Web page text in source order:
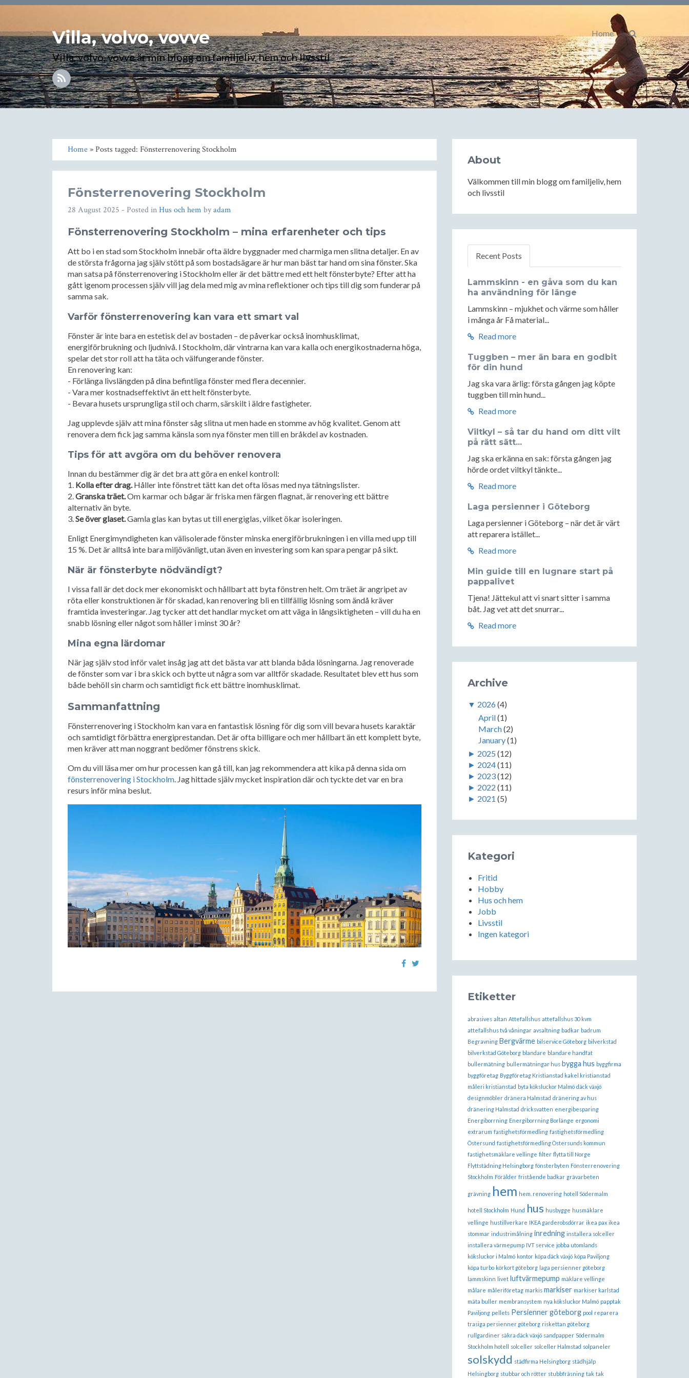
Villa, volvo, vovve
Villa, volvo, vovve är min blogg om familjeliv, hem och livsstil
Home
Home» Posts tagged: Fönsterrenovering Stockholm
Fönsterrenovering Stockholm
28 August 2025 - Posted inHus och hem byadam
Fönsterrenovering Stockholm – mina erfarenheter och tips
Att bo i en stad som Stockholm innebär ofta äldre byggnader med charmiga men slitna detaljer. En av
de största frågorna jag själv stött på som bostadsägare är hur man bäst tar hand om sina fönster. Ska
man satsa på fönsterrenovering i Stockholm eller är det bättre med ett helt fönsterbyte? Efter att ha
gått igenom processen själv vill jag dela med mig av mina reflektioner och tips till dig som funderar på
samma sak.
Varför fönsterrenovering kan vara ett smart val
Fönster är inte bara en estetisk del av bostaden – de påverkar också inomhusklimat,
energiförbrukning och ljudnivå. I Stockholm, där vintrarna kan vara kalla och energikostnaderna höga,
spelar det stor roll att ha täta och välfungerande fönster.
En renovering kan:
- Förlänga livslängden på dina befintliga fönster med flera decennier.
- Vara mer kostnadseffektivt än ett helt fönsterbyte.
- Bevara husets ursprungliga stil och charm, särskilt i äldre fastigheter.
Jag upplevde själv att mina fönster såg slitna ut men hade en stomme av hög kvalitet. Genom att
renovera dem fick jag samma känsla som nya fönster men till en bråkdel av kostnaden.
Tips för att avgöra om du behöver renovera
Innan du bestämmer dig är det bra att göra en enkel kontroll:
1. Kolla efter drag.Håller inte fönstret tätt kan det ofta lösas med nya tätningslister.
2.Granska träet.Om karmar och bågar är friska men färgen flagnat, är renovering ett bättre
alternativ än byte.
3.Se över glaset.Gamla glas kan bytas ut till energiglas, vilket ökar isoleringen.
Enligt Energimyndigheten kan välisolerade fönster minska energiförbrukningen i en villa med upp till
15 %. Det är alltså inte bara miljövänligt, utan även en investering som kan spara pengar på sikt.
När är fönsterbyte nödvändigt?
I vissa fall är det dock mer ekonomiskt och hållbart att byta fönstren helt. Om träet är angripet av
röta eller konstruktionen är för skadad, kan renovering bli en tillfällig lösning som ändå kräver
framtida investeringar. Jag tycker att det handlar mycket om att väga in långsiktigheten – vill du ha en
snabb lösning eller något som håller i minst 30 år?
Mina egna lärdomar
När jag själv stod inför valet insåg jag att det bästa var att blanda båda lösningarna. Jag renoverade
de fönster som var i bra skick och bytte ut några som var alltför skadade. Resultatet blev ett hus som
både behöll sin charm och samtidigt fick ett bättre inomhusklimat.
Sammanfattning
Fönsterrenovering i Stockholm kan vara en fantastisk lösning för dig som vill bevara husets karaktär
och samtidigt förbättra energiprestandan. Det är ofta billigare och mer hållbart än ett komplett byte,
men kräver att man noggrant bedömer fönstrens skick.
Om du vill läsa mer om hur processen kan gå till, kan jag rekommendera att kika på denna sida om
fönsterrenovering i Stockholm. Jag hittade själv mycket inspiration där och tyckte det var en bra
resurs inför mina beslut.
About
Välkommen till min blogg om familjeliv, hem
och livsstil
Recent Posts
Lammskinn - en gåva som du kan
ha användning för länge
Lammskinn – mjukhet och värme som håller
i många år Få material...
Read more
Tuggben – mer än bara en godbit
för din hund
Jag ska vara ärlig: första gången jag köpte
tuggben till min hund...
Read more
Viltkyl – så tar du hand om ditt vilt
på rätt sätt...
Jag ska erkänna en sak: första gången jag
hörde ordet viltkyl tänkte...
Read more
Laga persienner i Göteborg
Laga persienner i Göteborg – när det är värt
att reparera istället...
Read more
Min guide till en lugnare start på
pappalivet
Tjena! Jättekul att vi snart sitter i samma
båt. Jag vet att det snurrar...
Read more
Archive
▼ 2026(4)
April(1)
March(2)
January(1)
► 2025 (12)
► 2024(11)
► 2023(12)
► 2022 (11)
► 2021 (5)
Kategori
Fritid
Hobby
Hus och hem
Jobb
Livsstil
Ingen kategori
Etiketter
abrasives altan Attefallshus attefallshus 30 kvm
attefallshus två våningar avsaltning badkar badrum
Begravning Bergvärme bilservice Göteborg bilverkstad
bilverkstad Göteborg blandare blandare handfat
bullermätning bullermätningar hus bygga hus byggfirma
byggföretag Byggföretag Kristianstad kakel kristianstad
måleri kristianstad byta köksluckor Malmö däck växjö
designmöbler dränera Halmstad dränering av hus
dränering Halmstad dricksvatten energibesparing
Energiborrning Energiborrning Borlänge ergonomi
extrarum fastighetsförmedling fastighetsförmedling
Östersund fastighetsförmedling Östersunds kommun
fastighetsmäklare vellinge filter flytta till Norge
Flyttstädning Helsingborg fönsterbyten Fönsterrenovering
Stockholm Förälder fristående badkar grävarbeten
grävning hem hem. renovering hotell Södermalm
hotell Stockholm Hund hus husbygge husmäklare
vellinge hustillverkare IKEA garderobsdörrar ikea pax ikea
stommar industrimålning inredning installera solceller
installera värmepump IVT service jobba utomlands
köksluckor i Malmö kontor köpa däck växjö köpa Paviljong
köpa turbo körkort göteborg laga persienner göteborg
lammskinn livet luftvärmepump mäklare vellinge
målare måleriföretag markis markiser markiser karlstad
mäta buller membransystem nya köksluckor Malmö papptak
Paviljong pellets Persienner göteborg pool reparera
trasiga persienner göteborg riskettan göteborg
rullgardiner säkra däck växjö sandpapper Södermalm
Stockholm hotell solceller solceller Halmstad solpaneler
solskydd städfirma Helsingborg städhjälp
Helsingborg stubbar och rötter stubbfräsning tak tak